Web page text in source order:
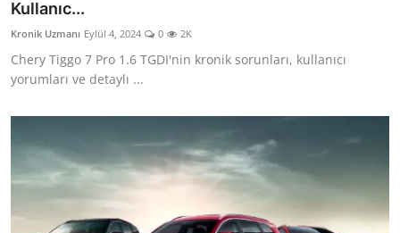
Klima & Konfor
Aydınlatma & Görüş
Şanzıman & Aktarma
Multimedya & Elektronik
Kullanıc...
Kronik Uzmanı Eylül 4, 2024 0 2K
Chery Tiggo 7 Pro 1.6 TGDI'nin kronik sorunları, kullanıcı
yorumları ve detaylı ...